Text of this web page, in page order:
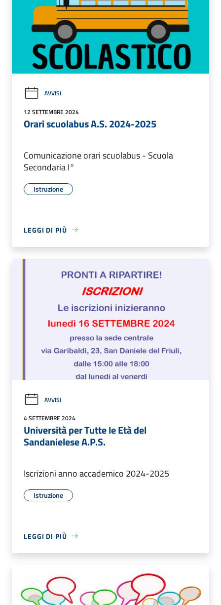
AVVISI
12 SETTEMBRE 2024
Orari scuolabus A.S. 2024-2025
Comunicazione orari scuolabus - Scuola
Secondaria I°
Istruzione
LEGGI DI PIÙ
AVVISI
4 SETTEMBRE 2024
Università per Tutte le Età del
Sandanielese A.P.S.
Iscrizioni anno accademico 2024-2025
Istruzione
LEGGI DI PIÙ